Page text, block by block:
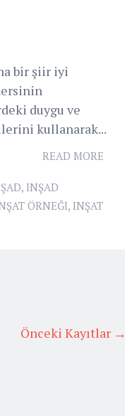
bir şiir iyi
duygu ve
kullanarak...
READ MORE
, INŞAD
ÖRNEĞI, INŞAT
Önceki Kayıtlar →